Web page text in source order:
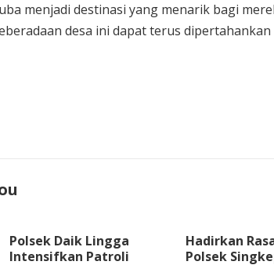
menjadi destinasi yang menarik bagi
desa ini dapat terus
Polsek Daik Lingga
Intensifkan Patroli
Hadirkan
Polsek